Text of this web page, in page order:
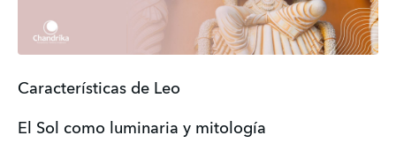
Características de Leo
El Sol como luminaria y mitología